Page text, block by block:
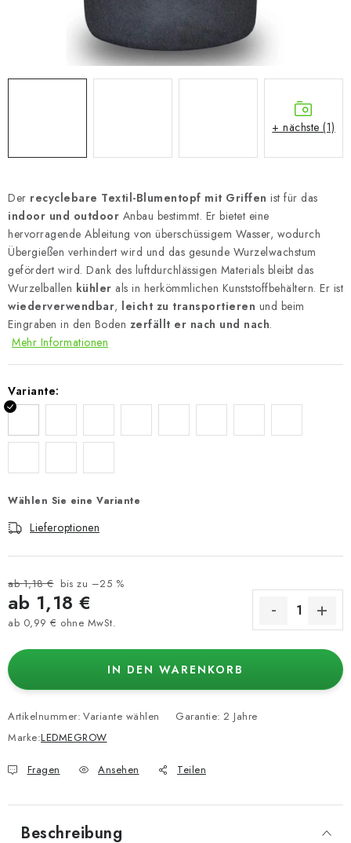
Der recyclebare Textil-Blumentopf mit Griffen ist für das
indoor und outdoor Anbau bestimmt. Er bietet eine
hervorragende Ableitung von überschüssigem Wasser, wodurch
Übergießen verhindert wird und das gesunde Wurzelwachstum
gefördert wird. Dank des luftdurchlässigen Materials bleibt das
Wurzelballen kühler als in herkömmlichen Kunststoffbehältern. Er ist
wiederverwendbar, leicht zu transportieren und beim
Eingraben in den Boden zerfällt er nach und nach.
Mehr Informationen
Variante:
Wählen Sie eine Variante
Lieferoptionen
ab 1,18 € bis zu –25 %
ab 1,18 €
ab 0,99 € ohne MwSt.
IN DEN WARENKORB
Artikelnummer: Variante wählen
Marke:LEDMEGROW
Garantie: 2 Jahre
Fragen Ansehen Teilen
+ nächste (1)
Beschreibung